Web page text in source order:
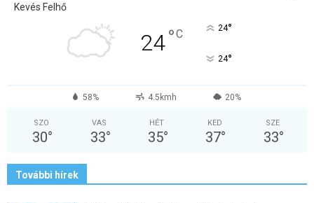
Kevés Felhő
24°C 24°
24°
58% 4.5kmh 20%
SZO
30°
VAS
33°
HÉT
35°
KED
37°
SZE
33°
További hírek